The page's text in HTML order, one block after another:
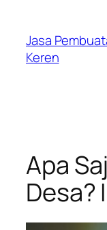
konten
Jasa
Keren
Apa
Desa?